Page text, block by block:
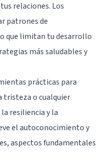
relaciones. Los
patrones de
que limitan tu desarrollo
más saludables y
prácticas para
tristeza o cualquier
resiliencia y la
el autoconocimiento y
aspectos fundamentales